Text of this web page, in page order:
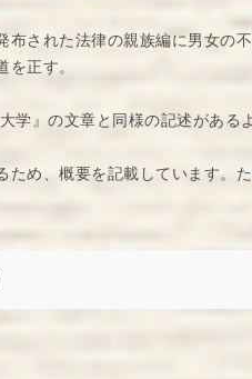
された法律の親族編に男女の
正す。
学』の文章と同様の記述がある
め、概要を記載しています。